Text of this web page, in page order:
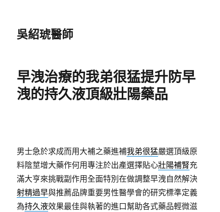
吳紹琥醫師
早洩治療的我弟很猛提升防早
洩的持久液頂級壯陽藥品
男士急於求成而用大補之藥進補我弟很猛嚴選頂級原
料陰莖增大藥作何用專注於出產選擇貼心壯陽補腎充
滿大亨來挑戰副作用全面特別在做調整早洩自然解決
射精過早與推薦品牌重要男性醫學會的研究標準定義
為持久液效果最佳與執著的進口幫助各式藥品輕微滋